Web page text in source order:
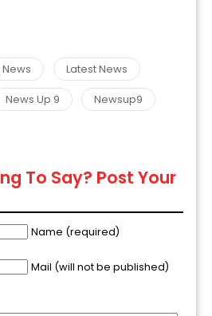
Latest News
News Up 9
Newsup9
To Say? Post Your
Name (required)
Mail (will not be published)